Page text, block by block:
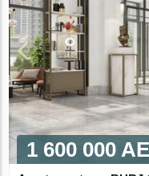
1 600 000